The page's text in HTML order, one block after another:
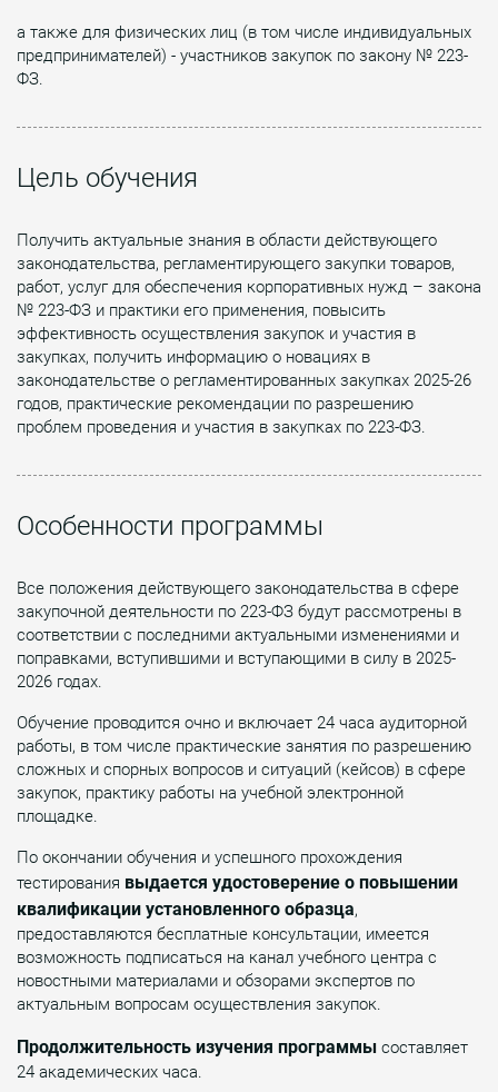
а также для физических лиц (в том числе индивидуальных
предпринимателей) - участников закупок по закону № 223-
ФЗ.
Цель обучения
Получить актуальные знания в области действующего
законодательства, регламентирующего закупки товаров,
работ, услуг для обеспечения корпоративных нужд – закона
№ 223-ФЗ и практики его применения, повысить
эффективность осуществления закупок и участия в
закупках, получить информацию о новациях в
законодательстве о регламентированных закупках 2025-26
годов, практические рекомендации по разрешению
проблем проведения и участия в закупках по 223-ФЗ.
Особенности программы
Все положения действующего законодательства в сфере
закупочной деятельности по 223-ФЗ будут рассмотрены в
соответствии с последними актуальными изменениями и
поправками, вступившими и вступающими в силу в 2025-
2026 годах.
Обучение проводится очно и включает 24 часа аудиторной
работы, в том числе практические занятия по разрешению
сложных и спорных вопросов и ситуаций (кейсов) в сфере
закупок, практику работы на учебной электронной
площадке.
По окончании обучения и успешного прохождения
тестирования выдается удостоверение о повышении
квалификации установленного образца,
предоставляются бесплатные консультации, имеется
возможность подписаться на канал учебного центра с
новостными материалами и обзорами экспертов по
актуальным вопросам осуществления закупок.
Продолжительность изучения программы составляет
24 академических часа.